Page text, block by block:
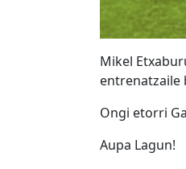
Mikel
entrenatzaile
Ongi etorri
Aupa Lagun!